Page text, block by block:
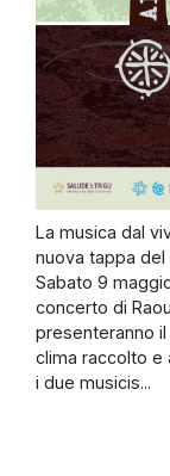
La musica dal
nuova tappa del
Sabato 9
concerto di
presenteranno il
clima raccolto e
i due musicis...